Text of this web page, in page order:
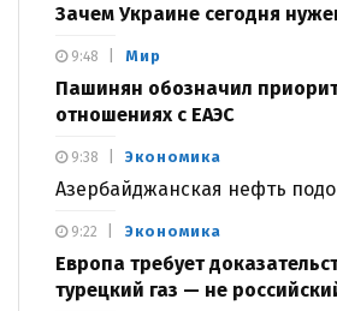
Зачем Украине сегодня
Мир
Пашинян обозначил
отношениях с ЕАЭС
9:48
Экономика
Азербайджанская нефть
9:38
Экономика
Европа требует
турецкий газ — не
9:22